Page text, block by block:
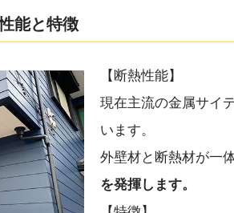
能と特徴
【断熱性能】
現在主流の金属サイ
います。
外壁材と断熱材が一
を発揮します。